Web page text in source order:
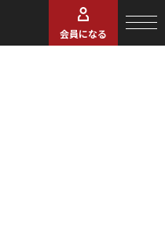
会員になる